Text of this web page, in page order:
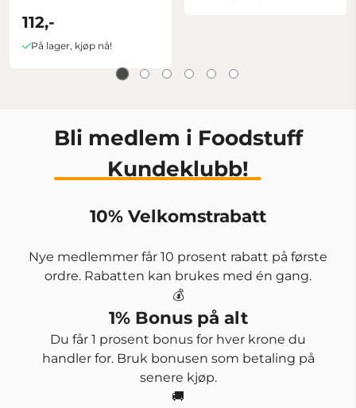
112,-
På lager, kjøp nå!
Bli medlem i Foodstuff
Kundeklubb!
10% Velkomstrabatt
Nye medlemmer får 10 prosent rabatt på første
ordre. Rabatten kan brukes med én gang.
💰
1% Bonus på alt
Du får 1 prosent bonus for hver krone du
handler for. Bruk bonusen som betaling på
senere kjøp.
🚚